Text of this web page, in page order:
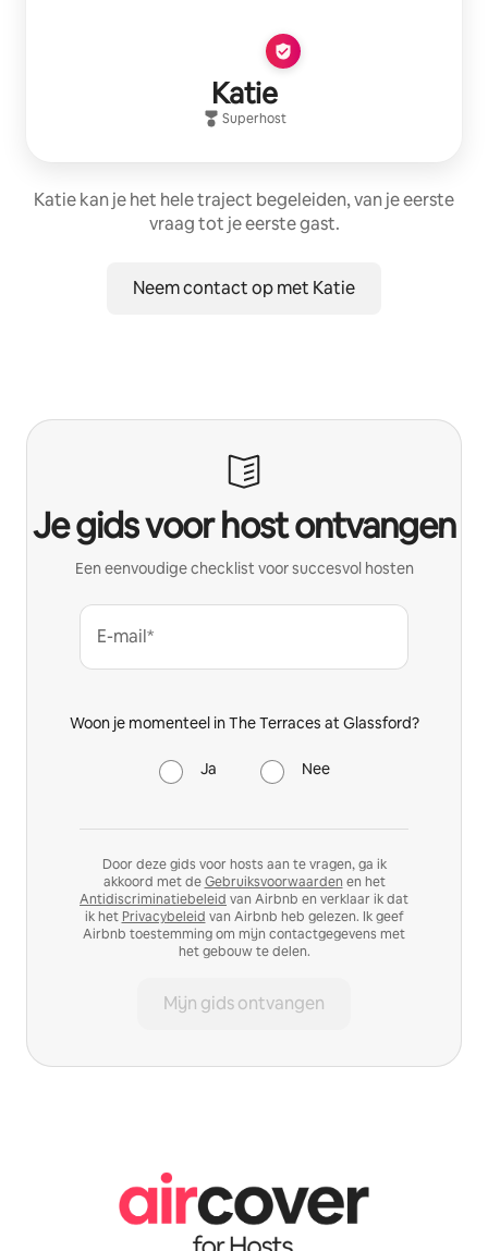
Katie
Superhost
Katie kan je het hele traject begeleiden, van je eerste
vraag tot je eerste gast.
Neem contact op met Katie
Je gids voor host ontvangen
Een eenvoudige checklist voor succesvol hosten
E-mail*
Woon je momenteel in The Terraces at Glassford?
Ja Nee
Door deze gids voor hosts aan te vragen, ga ik
akkoord met deGebruiksvoorwaarden en het
Antidiscriminatiebeleid van Airbnb en verklaar ik dat
ik het Privacybeleid van Airbnb heb gelezen. Ik geef
Airbnb toestemming om mijn contactgegevens met
het gebouw te delen.
Mijn gids ontvangen